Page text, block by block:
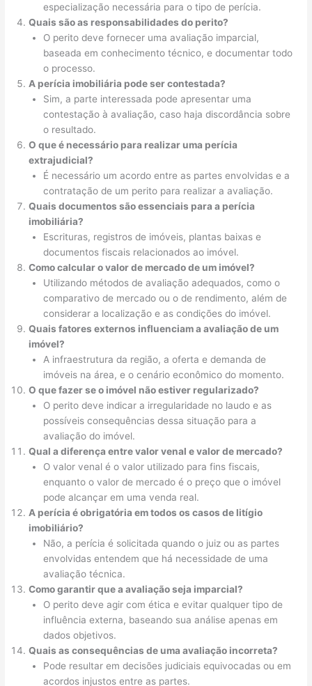
especialização necessária para o tipo de perícia.
Quais são as responsabilidades do perito?
O perito deve fornecer uma avaliação imparcial,
baseada em conhecimento técnico, e documentar todo
o processo.
A perícia imobiliária pode ser contestada?
Sim, a parte interessada pode apresentar uma
contestação à avaliação, caso haja discordância sobre
o resultado.
O que é necessário para realizar uma perícia
extrajudicial?
É necessário um acordo entre as partes envolvidas e a
contratação de um perito para realizar a avaliação.
Quais documentos são essenciais para a perícia
imobiliária?
Escrituras, registros de imóveis, plantas baixas e
documentos fiscais relacionados ao imóvel.
Como calcular o valor de mercado de um imóvel?
Utilizando métodos de avaliação adequados, como o
comparativo de mercado ou o de rendimento, além de
considerar a localização e as condições do imóvel.
Quais fatores externos influenciam a avaliação de um
imóvel?
A infraestrutura da região, a oferta e demanda de
imóveis na área, e o cenário econômico do momento.
O que fazer se o imóvel não estiver regularizado?
O perito deve indicar a irregularidade no laudo e as
possíveis consequências dessa situação para a
avaliação do imóvel.
Qual a diferença entre valor venal e valor de mercado?
O valor venal é o valor utilizado para fins fiscais,
enquanto o valor de mercado é o preço que o imóvel
pode alcançar em uma venda real.
A perícia é obrigatória em todos os casos de litígio
imobiliário?
Não, a perícia é solicitada quando o juiz ou as partes
envolvidas entendem que há necessidade de uma
avaliação técnica.
Como garantir que a avaliação seja imparcial?
O perito deve agir com ética e evitar qualquer tipo de
influência externa, baseando sua análise apenas em
dados objetivos.
Quais as consequências de uma avaliação incorreta?
Pode resultar em decisões judiciais equivocadas ou em
acordos injustos entre as partes.